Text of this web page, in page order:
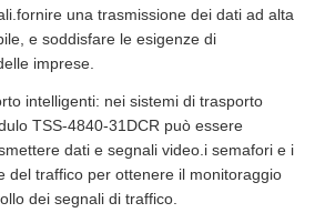
una trasmissione dei dati ad alta
e soddisfare le esigenze di
imprese.
intelligenti: nei sistemi di trasporto
TSS-4840-31DCR può essere
dati e segnali video.i semafori e i
del traffico per ottenere il monitoraggio
dei segnali di traffico.